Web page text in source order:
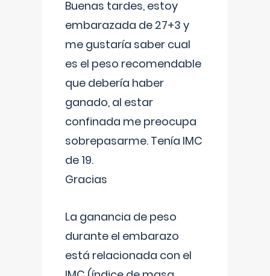
Buenas tardes, estoy
embarazada de 27+3 y
me gustaría saber cual
es el peso recomendable
que debería haber
ganado, al estar
confinada me preocupa
sobrepasarme. Tenía IMC
de 19.
Gracias
La ganancia de peso
durante el embarazo
está relacionada con el